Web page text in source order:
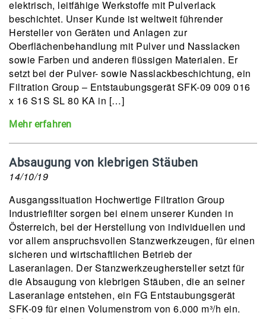
elektrisch, leitfähige Werkstoffe mit Pulverlack
beschichtet. Unser Kunde ist weltweit führender
Hersteller von Geräten und Anlagen zur
Oberflächenbehandlung mit Pulver und Nasslacken
sowie Farben und anderen flüssigen Materialen. Er
setzt bei der Pulver- sowie Nasslackbeschichtung, ein
Filtration Group – Entstaubungsgerät SFK-09 009 016
x 16 S1S SL 80 KA in […]
Mehr erfahren
Absaugung von klebrigen Stäuben
14/10/19
Ausgangssituation Hochwertige Filtration Group
Industriefilter sorgen bei einem unserer Kunden in
Österreich, bei der Herstellung von individuellen und
vor allem anspruchsvollen Stanzwerkzeugen, für einen
sicheren und wirtschaftlichen Betrieb der
Laseranlagen. Der Stanzwerkzeughersteller setzt für
die Absaugung von klebrigen Stäuben, die an seiner
Laseranlage entstehen, ein FG Entstaubungsgerät
SFK-09 für einen Volumenstrom von 6.000 m³/h ein.